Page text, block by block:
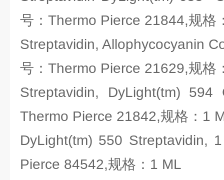
号：Thermo Pierce 21844,规格
Streptavidin, Allophycocyanin
号：Thermo Pierce 21629,规格
Streptavidin, DyLight(tm)
Thermo Pierce 21842,规格：1
DyLight(tm) 550 Streptavidin,
Pierce 84542,规格：1 ML